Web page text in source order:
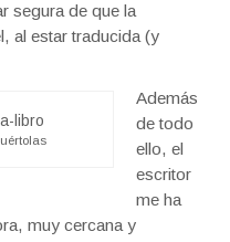
segura de que la
al estar traducida (y
Además
de todo
ello, el
escritor
me ha
muy cercana y